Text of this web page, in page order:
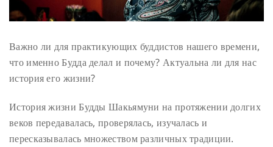
Важно ли для практикующих буддистов нашего времени,
что именно Будда делал и почему? Актуальна ли для нас
история его жизни?
История жизни Будды Шакьямуни на протяжении долгих
веков передавалась, проверялась, изучалась и
пересказывалась множеством различных традиции.